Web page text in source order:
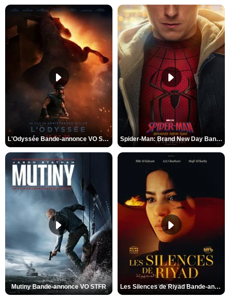
L'Odyssée Bande-annonce VO STFR Spider-Man: Brand New Day Bande-annonce VO STFR
Mutiny Bande-annonce VO STFR Les Silences de Riyad Bande-annonce VO STFR